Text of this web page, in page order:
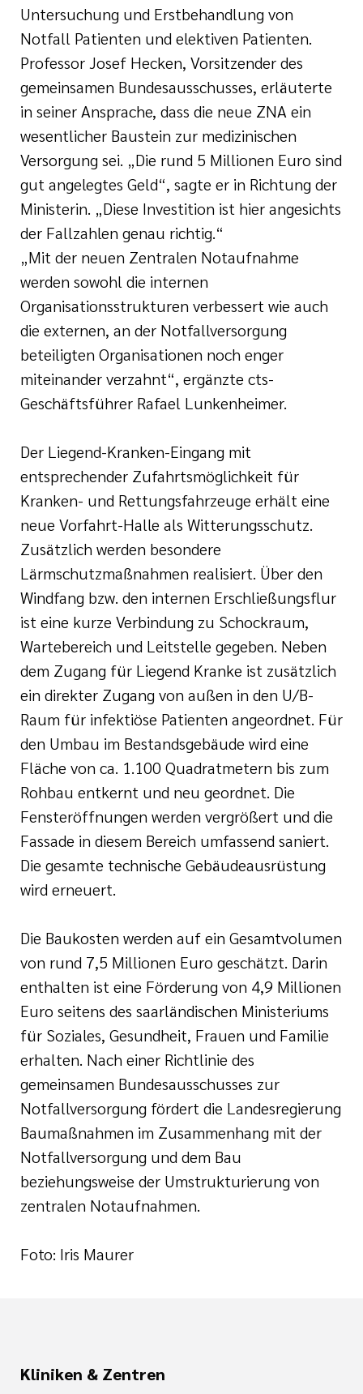
Untersuchung und Erstbehandlung von
Notfall Patienten und elektiven Patienten.
Professor Josef Hecken, Vorsitzender des
gemeinsamen Bundesausschusses, erläuterte
in seiner Ansprache, dass die neue ZNA ein
wesentlicher Baustein zur medizinischen
Versorgung sei. „Die rund 5 Millionen Euro sind
gut angelegtes Geld“, sagte er in Richtung der
Ministerin. „Diese Investition ist hier angesichts
der Fallzahlen genau richtig.“
„Mit der neuen Zentralen Notaufnahme
werden sowohl die internen
Organisationsstrukturen verbessert wie auch
die externen, an der Notfallversorgung
beteiligten Organisationen noch enger
miteinander verzahnt“, ergänzte cts-
Geschäftsführer Rafael Lunkenheimer.
Der Liegend-Kranken-Eingang mit
entsprechender Zufahrtsmöglichkeit für
Kranken- und Rettungsfahrzeuge erhält eine
neue Vorfahrt-Halle als Witterungsschutz.
Zusätzlich werden besondere
Lärmschutzmaßnahmen realisiert. Über den
Windfang bzw. den internen Erschließungsflur
ist eine kurze Verbindung zu Schockraum,
Wartebereich und Leitstelle gegeben. Neben
dem Zugang für Liegend Kranke ist zusätzlich
ein direkter Zugang von außen in den U/B-
Raum für infektiöse Patienten angeordnet. Für
den Umbau im Bestandsgebäude wird eine
Fläche von ca. 1.100 Quadratmetern bis zum
Rohbau entkernt und neu geordnet. Die
Fensteröffnungen werden vergrößert und die
Fassade in diesem Bereich umfassend saniert.
Die gesamte technische Gebäudeausrüstung
wird erneuert.
Die Baukosten werden auf ein Gesamtvolumen
von rund 7,5 Millionen Euro geschätzt. Darin
enthalten ist eine Förderung von 4,9 Millionen
Euro seitens des saarländischen Ministeriums
für Soziales, Gesundheit, Frauen und Familie
erhalten. Nach einer Richtlinie des
gemeinsamen Bundesausschusses zur
Notfallversorgung fördert die Landesregierung
Baumaßnahmen im Zusammenhang mit der
Notfallversorgung und dem Bau
beziehungsweise der Umstrukturierung von
zentralen Notaufnahmen.
Foto: Iris Maurer
Kliniken & Zentren